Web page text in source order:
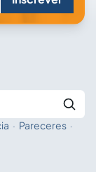
· Pareceres ·